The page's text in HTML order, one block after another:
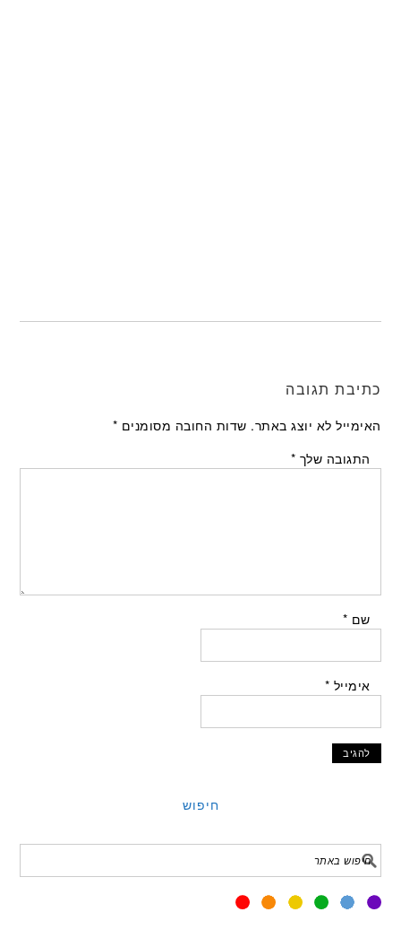
כתיבת תגובה
האימייל לא יוצג באתר. שדות החובה מסומנים *
התגובה שלך *
שם *
אימייל *
חיפוש